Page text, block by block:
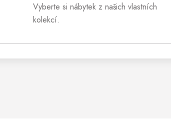
Vyberte si nábytek z našich vlastních
kolekcí.